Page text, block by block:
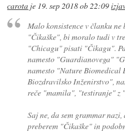
carota je 19. sep 2018 ob 22:09
Malo konsistence v članku
"Čikaške", bi moralo tudi v
"Chicagu" pisati "Čikagu".
namesto "Guardianovega"
namesto "Nature
Biozdravilsko Inženirstvo",
reče "mamila", "testiranje" z
Saj ne, da sem grammar
preberem "Čikaške" in